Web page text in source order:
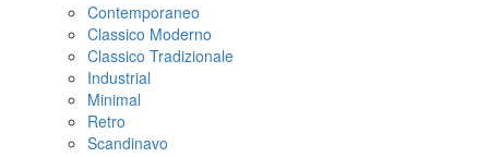
Contemporaneo
Classico Moderno
Classico Tradizionale
Industrial
Minimal
Retro
Scandinavo